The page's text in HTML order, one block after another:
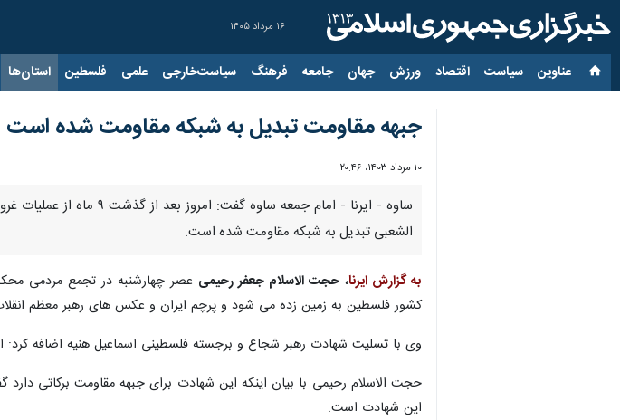
۱۶ مرداد ۱۴۰۵
عناوین‌ سیاست اقتصاد ورزش جهان جامعه فرهنگ سیاست‌خارجی علمی فلسطین استان‌ها
جبهه مقاومت تبدیل به شبکه مقاومت شده است
۱۰ مرداد ۱۴۰۳، ۲۰:۴۶
ساوه - ایرنا - امام
الشعبی تبدیل به شبکه مقاومت شده است.
به گزارش ایرنا، حجت الاسلام جعفر رحیمی عصر چهارشنبه در تجمع مردمی
کشور فلسطین به زمین زده می شود و پرچم ایران و عکس های رهبر معظم
وی با تسلیت شهادت رهبر شجاع و برجسته فلسطینی اسماعیل هنیه اضافه
حجت الاسلام رحیمی با بیان اینکه این شهادت برای جبهه مقاومت برکاتی
این شهادت است.